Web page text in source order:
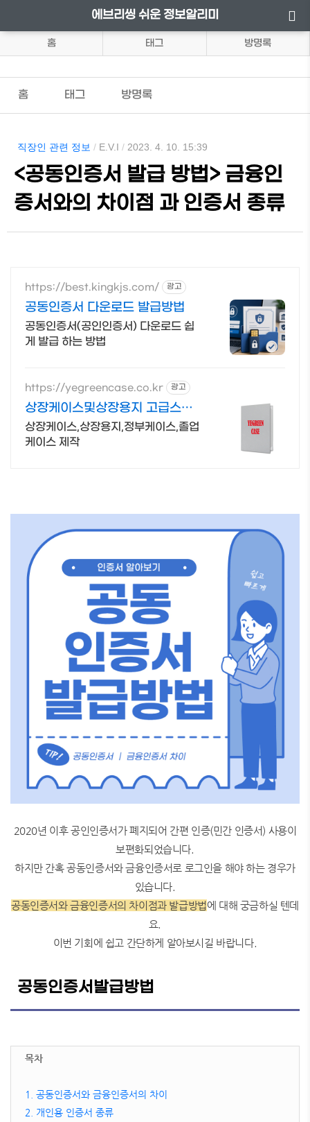
에브리씽 쉬운 정보알리미
홈 태그 방명록
홈 태그 방명록
직장인 관련 정보 / E.V.I / 2023. 4. 10. 15:39
<공동인증서 발급 방법> 금융인
증서와의 차이점 과 인증서 종류
https://best.kingkjs.com/ 광고
공동인증서 다운로드 발급방법
공동인증서(공인인증서) 다운로드 쉽
게 발급 하는 방법
https://yegreencase.co.kr 광고
상장케이스및상장용지 고급스러
운 차별화된 디자인
상장케이스,상장용지,정부케이스,졸업
케이스 제작
2020년 이후 공인인증서가 폐지되어 간편 인증(민간 인증서) 사용이
보편화되었습니다.
하지만 간혹 공동인증서와 금융인증서로 로그인을 해야 하는 경우가
있습니다.
공동인증서와 금융인증서의 차이점과 발급방법에 대해 궁금하실 텐데
요.
이번 기회에 쉽고 간단하게 알아보시길 바랍니다.
공동인증서발급방법
목차
1. 공동인증서와 금융인증서의 차이
2. 개인용 인증서 종류